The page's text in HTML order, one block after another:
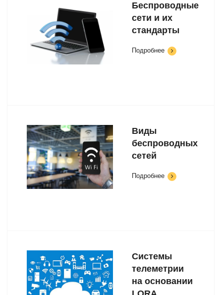
Беспроводные
сети и их
стандарты
Подробнее
Виды
беспроводных
сетей
Подробнее
Системы
телеметрии
на основании